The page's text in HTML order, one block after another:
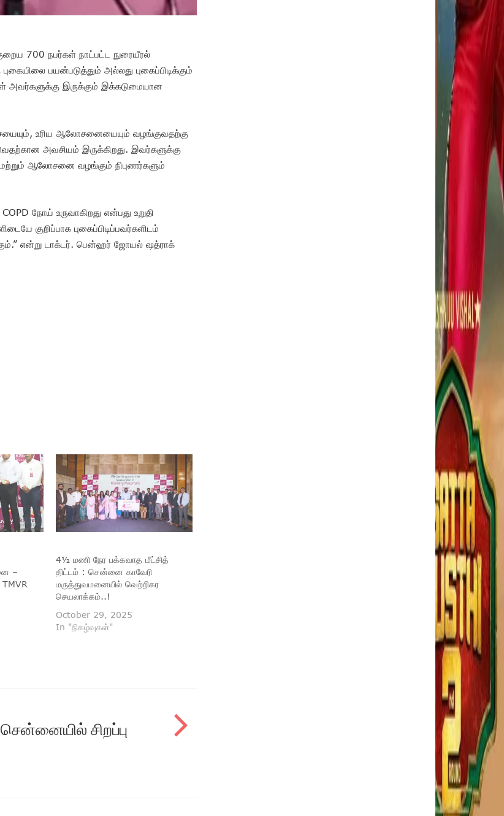
700 நபர்கள் நாட்பட்ட நுரையீரல்
பயன்படுத்தும் அல்லது புகைப்பிடிக்கும்
அவர்களுக்கு இருக்கும் இக்கடுமையான
உரிய ஆலோசனையையும் வழங்குவதற்கு
அவசியம் இருக்கிறது. இவர்களுக்கு
ஆலோசனை வழங்கும் நிபுணர்களும்
நோய் உருவாகிறது என்பது உறுதி
குறிப்பாக புகைப்பிடிப்பவர்களிடம்
என்று டாக்டர். பென்ஹர் ஜோயல் ஷத்ராக்
–
TMVR
4½ மணி நேர பக்கவாத மீட்சித்
திட்டம் : சென்னை காவேரி
மருத்துவமனையில் வெற்றிகர
செயலாக்கம்..!
October 29, 2025
In "நிகழ்வுகள்"
சிறப்பு